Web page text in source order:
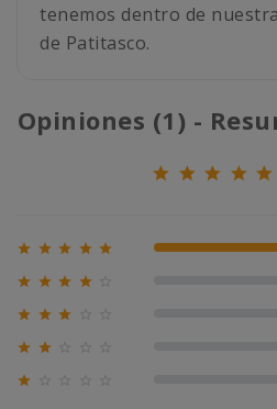
tenemos dentro de
de Patitasco.
Opiniones (1) -
     100% (1)
   
  
 
